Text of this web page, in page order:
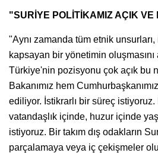
"SURİYE POLİTİKAMIZ AÇIK VE
"Aynı zamanda tüm etnik
kapsayan bir yönetimin
Türkiye'nin pozisyonu çok açık bu
Bakanımız hem
ediliyor. İstikrarlı bir süreç
vatandaşlık içinde, huzur içinde
istiyoruz. Bir takım dış odakların
parçalamaya veya iç çekişmeler